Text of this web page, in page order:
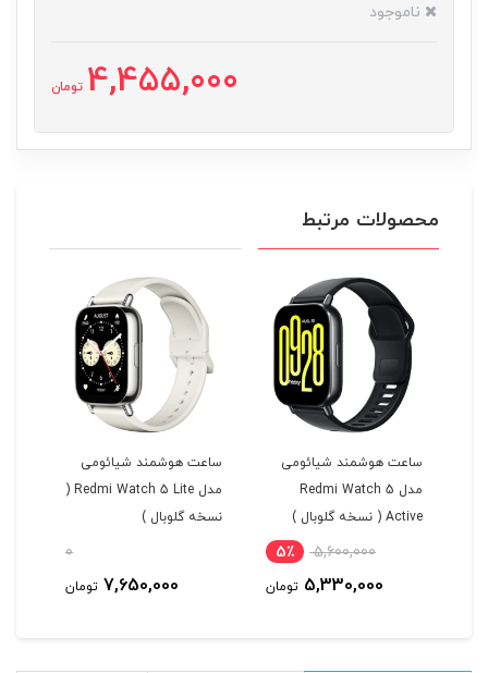
ناموجود
4,455,000 تومان
محصولات مرتبط
ساعت هوشمند شیائومی
مدل Redmi Watch 5
Active ( نسخه گلوبال )
5,600,000 5٪
5,330,000 تومان
ساعت هوشمند شیائومی
مدل Redmi Watch 5 Lite (
نسخه گلوبال )
0
7,650,000 تومان